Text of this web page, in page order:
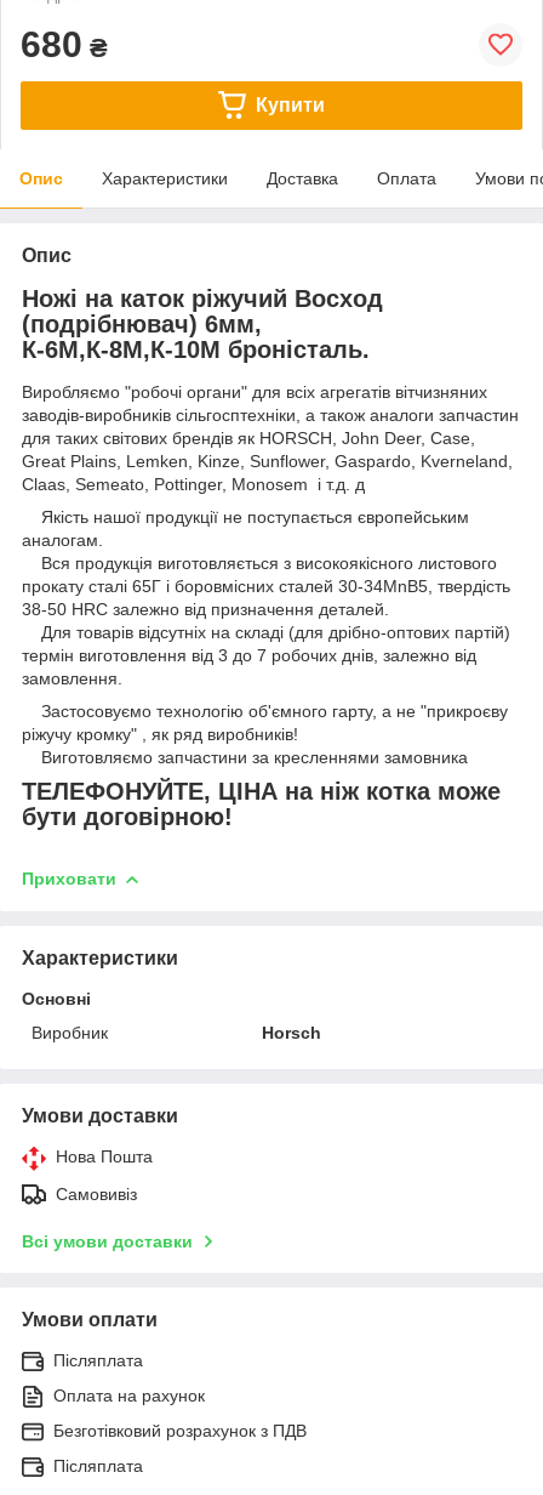
680 ₴
Купити
Опис Характеристики Доставка Оплата Умови
Опис
Ножі на каток ріжучий Восход
(подрібнювач) 6мм,
К-6М,К-8М,К-10М броністаль.
Виробляємо "робочі органи" для всіх агрегатів вітчизняних
заводів-виробників сільгосптехніки, а також аналоги запчастин
для таких світових брендів як HORSCH, John Deer, Case,
Great Plains, Lemken, Kinze, Sunflower, Gaspardo, Kverneland,
Claas, Semeato, Pottinger, Monosem і т.д. д
Якість нашої продукції не поступається європейським
аналогам.
Вся продукція виготовляється з високоякісного листового
прокату сталі 65Г і боровмісних сталей 30-34MnB5, твердість
38-50 HRC залежно від призначення деталей.
Для товарів відсутніх на складі (для дрібно-оптових партій)
термін виготовлення від 3 до 7 робочих днів, залежно від
замовлення.
Застосовуємо технологію об'ємного гарту, а не "прикроєву
ріжучу кромку" , як ряд виробників!
Виготовляємо запчастини за кресленнями замовника
ТЕЛЕФОНУЙТЕ, ЦІНА на ніж котка може
бути договірною!
Приховати
Характеристики
Основні
Виробник
Horsch
Умови доставки
Нова Пошта
Самовивіз
Всі умови доставки
Умови оплати
Післяплата
Оплата на рахунок
Безготівковий розрахунок з ПДВ
Післяплата